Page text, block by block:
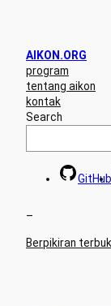
AIKON.ORG
program
tentang aikon
kontak
Search
GitHub
–
Berpikiran